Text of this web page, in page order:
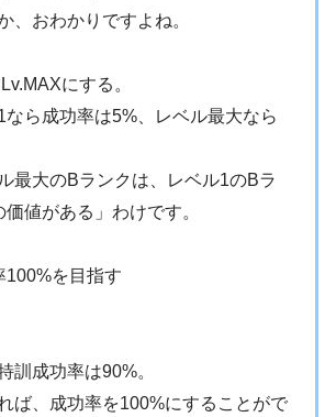
、おわかりですよね。
にする。
なら成功率は5%、レベル最大なら
最大のBランクは、レベル1のBラ
値がある」わけです。
100%を目指す
訓成功率は90%。
ば、成功率を100%にすることがで